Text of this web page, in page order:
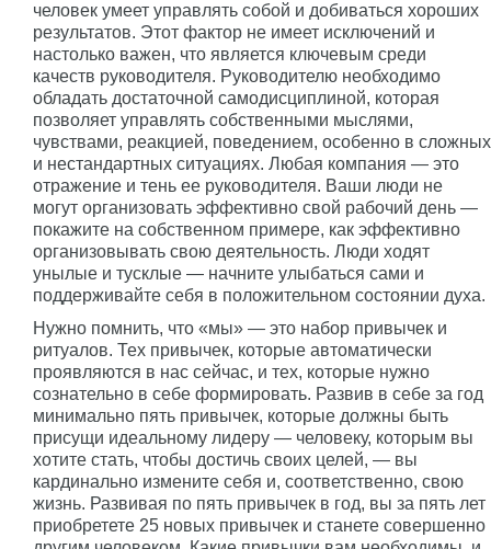
человек умеет управлять собой и добиваться хороших
результатов. Этот фактор не имеет исключений и
настолько важен, что является ключевым среди
качеств руководителя. Руководителю необходимо
обладать достаточной самодисциплиной, которая
позволяет управлять собственными мыслями,
чувствами, реакцией, поведением, особенно в сложных
и нестандартных ситуациях. Любая компания — это
отражение и тень ее руководителя. Ваши люди не
могут организовать эффективно свой рабочий день —
покажите на собственном примере, как эффективно
организовывать свою деятельность. Люди ходят
унылые и тусклые — начните улыбаться сами и
поддерживайте себя в положительном состоянии духа.
Нужно помнить, что «мы» — это набор привычек и
ритуалов. Тех привычек, которые автоматически
проявляются в нас сейчас, и тех, которые нужно
сознательно в себе формировать. Развив в себе за год
минимально пять привычек, которые должны быть
присущи идеальному лидеру — человеку, которым вы
хотите стать, чтобы достичь своих целей, — вы
кардинально измените себя и, соответственно, свою
жизнь. Развивая по пять привычек в год, вы за пять лет
приобретете 25 новых привычек и станете совершенно